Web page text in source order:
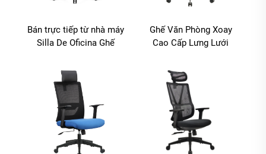
Bán trực tiếp từ nhà máy
Silla De Oficina Ghế
Ghế văn phòng cho nhân
viên Ghế máy tính văn
phòng lưng giữa
Ghế Văn Phòng Xoay
Cao Cấp Lưng Lưới